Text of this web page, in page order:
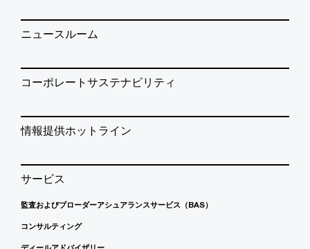
ニュースルーム
コーポレートサステナビリティ
情報提供ホットライン
サービス
監査およびブローダーアシュアランスサービス（BAS）
コンサルティング